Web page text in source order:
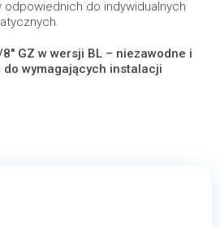
do indywidualnych
8" GZ w wersji BL – niezawodne i
wymagających instalacji